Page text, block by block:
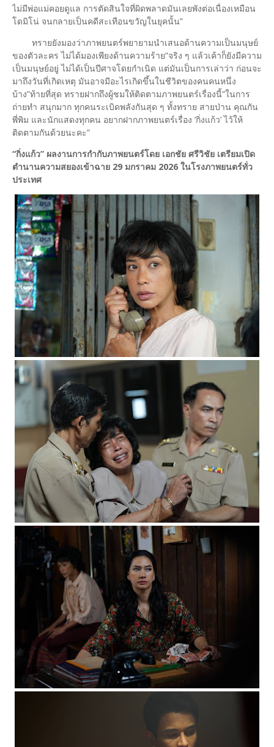
ไม่มีพ่อแม่คอยดูแล การตัดสินใจที่ผิดพลาดมันเลยพังต่อเนื่องเหมือน
โดมิโน่ จนกลายเป็นคดีสะเทือนขวัญในยุคนั้น”
ทรายยังมองว่าภาพยนตร์พยายามนำเสนอด้านความเป็นมนุษย์
ของตัวละคร ไม่ได้มองเพียงด้านความร้าย“จริง ๆ แล้วเค้าก็ยังมีความ
เป็นมนุษย์อยู่ ไม่ได้เป็นปีศาจโดยกำเนิด แต่มันเป็นการเล่าว่า ก่อนจะ
มาถึงวันที่เกิดเหตุ มันอาจมีอะไรเกิดขึ้นในชีวิตของคนคนหนึ่ง
บ้าง”ท้ายที่สุด ทรายฝากถึงผู้ชมให้ติดตามภาพยนตร์เรื่องนี้“ในการ
ถ่ายทำ สนุกมาก ทุกคนระเบิดพลังกันสุด ๆ ทั้งทราย สายป่าน คุณกัน
พี่พิม และนักแสดงทุกคน อยากฝากภาพยนตร์เรื่อง ‘กิ่งแก้ว’ ไว้ให้
ติดตามกันด้วยนะคะ”
“กิ่งแก้ว” ผลงานการกำกับภาพยนตร์โดย เอกชัย ศรีวิชัย เตรียมเปิด
ตำนานความสยองเข้าฉาย 29 มกราคม 2026 ในโรงภาพยนตร์ทั่ว
ประเทศ